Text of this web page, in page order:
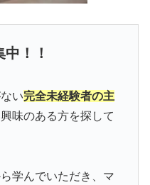
！！
い完全未経験者の主
味のある方を探して
学んでいただき、マ